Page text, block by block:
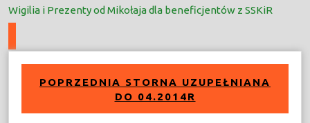
Wigilia i Prezenty od Mikołaja dla beneficjentów z SSKiR
POPRZEDNIA STORNA UZUPEŁNIANA
DO 04.2014R